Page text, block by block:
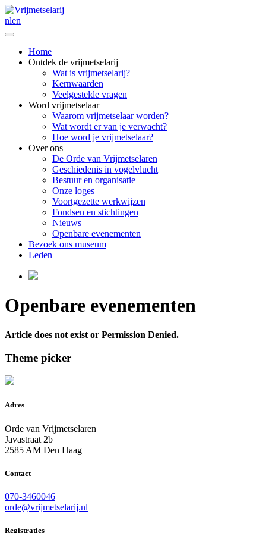
nlen
Home
Ontdek de vrijmetselarij
Wat is vrijmetselarij?
Kernwaarden
Veelgestelde vragen
Word vrijmetselaar
Waarom vrijmetselaar worden?
Wat wordt er van je verwacht?
Hoe word je vrijmetselaar?
Over ons
De Orde van Vrijmetselaren
Geschiedenis in vogelvlucht
Bestuur en organisatie
Onze loges
Voortgezette werkwijzen
Fondsen en stichtingen
Nieuws
Openbare evenementen
Bezoek ons museum
Leden
Openbare evenementen
Article does not exist or Permission Denied.
Theme picker
Adres
Orde van Vrijmetselaren
Javastraat 2b
2585 AM Den Haag
Contact
070-3460046
orde@vrijmetselarij.nl
Registraties